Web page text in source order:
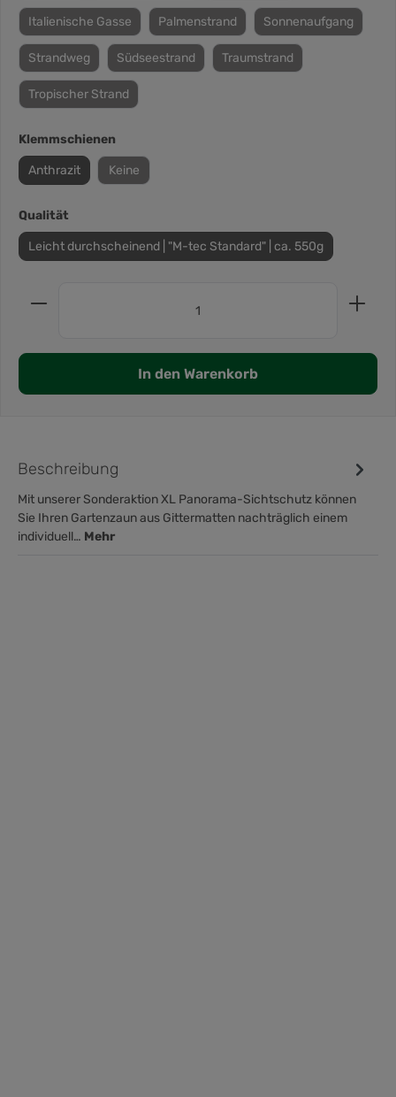
Italienische Gasse Palmenstrand Sonnenaufgang
Strandweg Südseestrand Traumstrand
Tropischer Strand
Klemmschienen
Anthrazit Keine
Qualität
Leicht durchscheinend | "M-tec Standard" | ca. 550g
In den Warenkorb
Beschreibung
Mit unserer Sonderaktion XL Panorama-Sichtschutz können
Sie Ihren Gartenzaun aus Gittermatten nachträglich einem
individuell… Mehr